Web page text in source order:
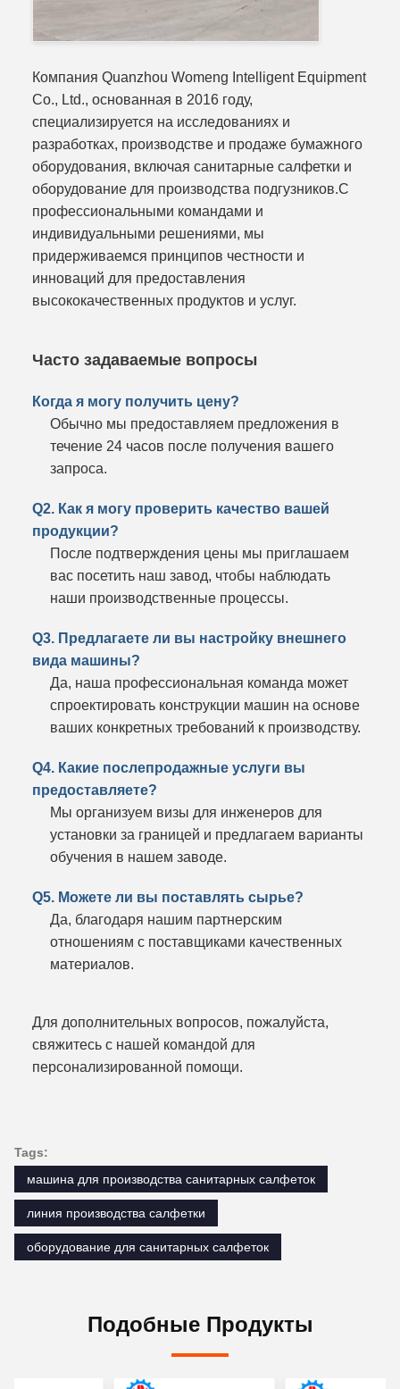
Компания Quanzhou Womeng Intelligent Equipment
Co., Ltd., основанная в 2016 году,
специализируется на исследованиях и
разработках, производстве и продаже бумажного
оборудования, включая санитарные салфетки и
оборудование для производства подгузников.С
профессиональными командами и
индивидуальными решениями, мы
придерживаемся принципов честности и
инноваций для предоставления
высококачественных продуктов и услуг.
Часто задаваемые вопросы
Когда я могу получить цену?
Обычно мы предоставляем предложения в
течение 24 часов после получения вашего
запроса.
Q2. Как я могу проверить качество вашей
продукции?
После подтверждения цены мы приглашаем
вас посетить наш завод, чтобы наблюдать
наши производственные процессы.
Q3. Предлагаете ли вы настройку внешнего
вида машины?
Да, наша профессиональная команда может
спроектировать конструкции машин на основе
ваших конкретных требований к производству.
Q4. Какие послепродажные услуги вы
предоставляете?
Мы организуем визы для инженеров для
установки за границей и предлагаем варианты
обучения в нашем заводе.
Q5. Можете ли вы поставлять сырье?
Да, благодаря нашим партнерским
отношениям с поставщиками качественных
материалов.
Для дополнительных вопросов, пожалуйста,
свяжитесь с нашей командой для
персонализированной помощи.
Tags:
машина для производства санитарных салфеток
линия производства салфетки
оборудование для санитарных салфеток
Подобные Продукты